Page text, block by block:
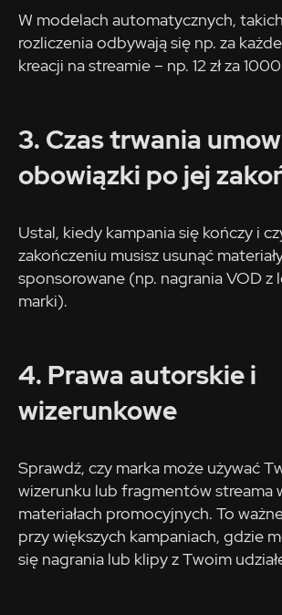
W modelach automatycznych,
rozliczenia odbywają się np. za
kreacji na streamie – np. 12 zł za
3. Czas trwania
obowiązki po jej
Ustal, kiedy kampania się kończy i
zakończeniu musisz usunąć
sponsorowane (np. nagrania VOD z
marki).
4. Prawa autorskie i
wizerunkowe
Sprawdź, czy marka może używać
wizerunku lub fragmentów streama
materiałach promocyjnych. To
przy większych kampaniach, gdzie
się nagrania lub klipy z Twoim